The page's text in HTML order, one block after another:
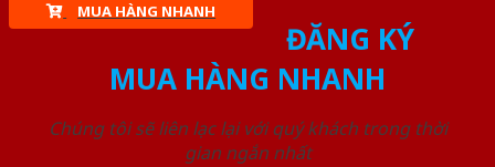
MUA HÀNG NHANH
ĐĂNG KÝ
MUA HÀNG NHANH
Chúng tôi sẽ liên lạc lại với quý khách trong thời
gian ngắn nhất